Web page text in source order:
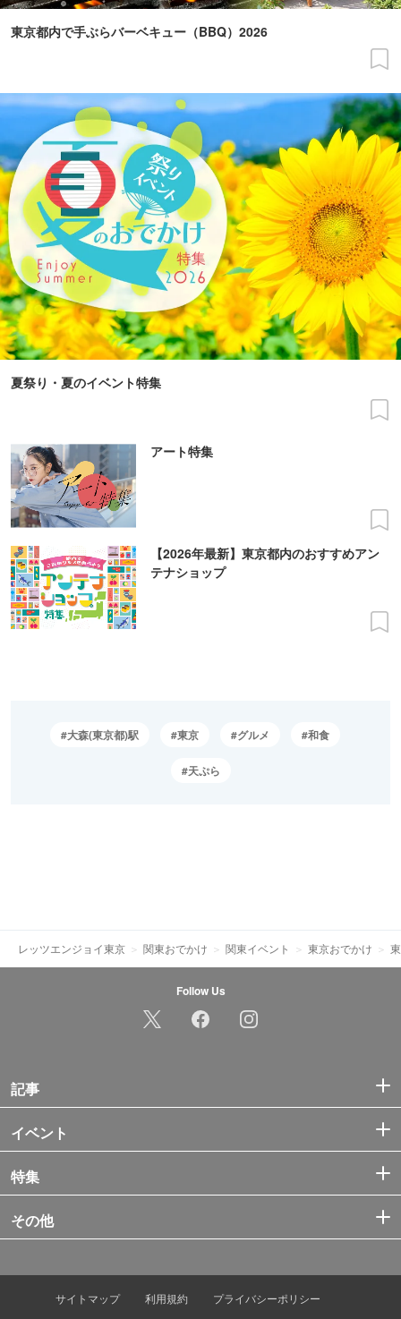
東京都内で手ぶらバーベキュー（BBQ）2026
夏祭り・夏のイベント特集
アート特集
【2026年最新】東京都内のおすすめアン
テナショップ
大森(東京都)駅 東京 グルメ 和食
天ぷら
レッツエンジョイ東京 関東おでかけ 関東イベント 東京おでかけ
Follow Us
記事
イベント
特集
その他
サイトマップ 利用規約
プライバシーポリシー